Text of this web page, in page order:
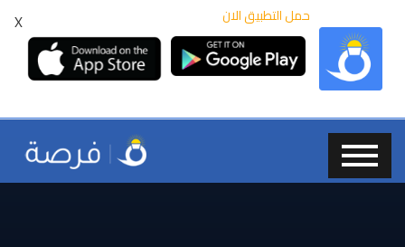
X حمل التطبيق الان